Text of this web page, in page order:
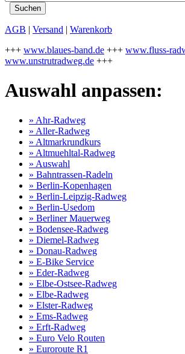
AGB | Versand | Warenkorb
+++ www.blaues-band.de +++ www.fluss-
www.unstrutradweg.de +++
Auswahl anpassen:
» Ahr-Radweg
» Aller-Radweg
» Altmarkrundkurs
» Altmuehltal-Radweg
» Auswahl
» Bahntrassen-Radeln
» Berlin-Kopenhagen
» Berlin-Leipzig-Radweg
» Berlin-Usedom
» Berliner Mauerweg
» Bodensee-Radweg
» Diemel-Radweg
» Donau-Radweg
» E-Bike Service
» Eder-Radweg
» Elbe-Ostsee-Radweg
» Elbe-Radweg
» Elster-Radweg
» Ems-Radweg
» Erft-Radweg
» Euro Velo Routen
» Euroroute R1